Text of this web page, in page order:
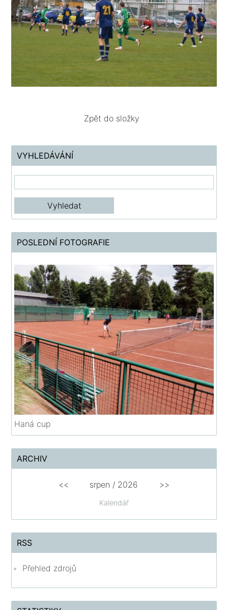
Zpět do složky
VYHLEDÁVÁNÍ
POSLEDNÍ FOTOGRAFIE
Haná cup
ARCHIV
Kalendář
<< srpen / 2026 >>
RSS
Přehled zdrojů